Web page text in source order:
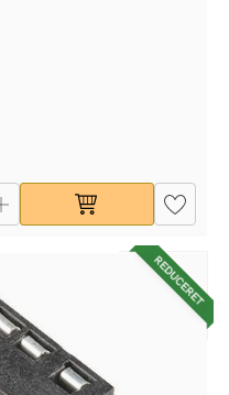
REDUCERET